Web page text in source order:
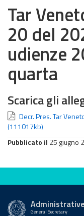
Tar
20 del
udienze
quarta
Scarica gli
Decr. Pres. Tar
(111017kb)
Pubblicato il 25 giugno
Evaluate
General Secretary